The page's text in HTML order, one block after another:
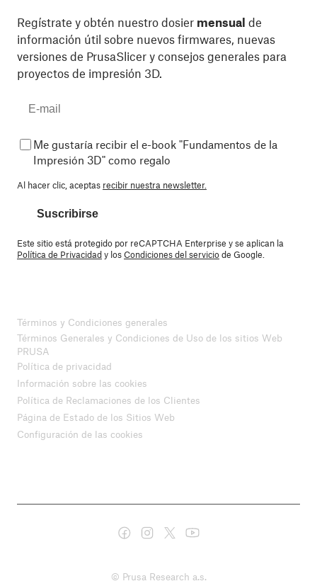
Regístrate y obtén nuestro dosier mensual de
información útil sobre nuevos firmwares, nuevas
versiones de PrusaSlicer y consejos generales para
proyectos de impresión 3D.
Me gustaría recibir el e-book "Fundamentos de la
Impresión 3D" como regalo
Al hacer clic, aceptas recibir nuestra newsletter.
Suscribirse
Este sitio está protegido por reCAPTCHA Enterprise y se aplican la
Política de Privacidady losCondiciones del serviciode Google.
Términos y Condiciones generales
Términos Generales y Condiciones de Uso de los sitios Web
PRUSA
Política de privacidad
Información sobre las cookies
Política de Reclamaciones de los Clientes
Página de Estado de los Sitios Web
Configuración de las cookies
© Prusa Research a.s.